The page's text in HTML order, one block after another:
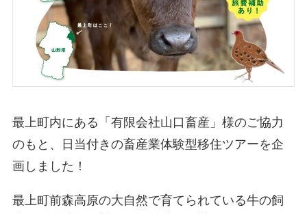
最上町内にある「有限会社山口畜産」様のご協力
のもと、日当付きの畜産業体験型移住ツアーを企
画しました！
最上町前森高原の大自然で育てられている牛の飼